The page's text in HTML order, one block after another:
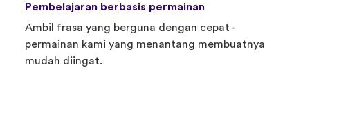
Pembelajaran berbasis permainan
Ambil frasa yang berguna dengan cepat -
permainan kami yang menantang membuatnya
mudah diingat.